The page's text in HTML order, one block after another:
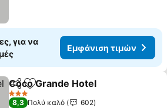
για να
Εμφάνιση τιμών
Κοινοποίηση
Προσθήκη στα αγαπημένα
Coco Grande Hotel
3 Αστέρια
8,3 Πολύ καλό 602